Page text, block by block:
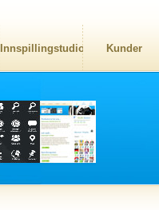
Innspillingstudio Kunder